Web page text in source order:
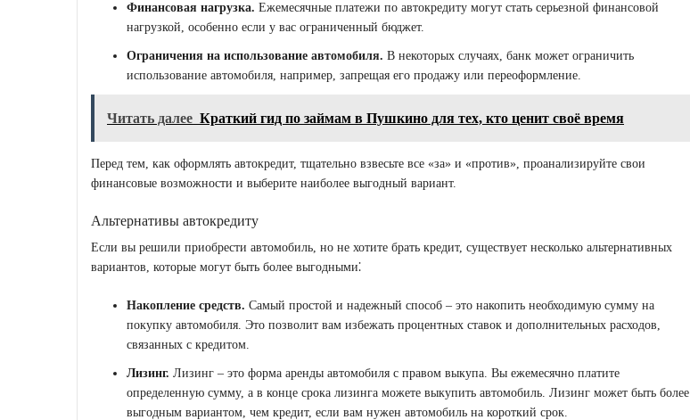
Финансовая нагрузка. Ежемесячные платежи по автокредиту могут стать серьезной финансовой
нагрузкой, особенно если у вас ограниченный бюджет.
Ограничения на использование автомобиля. В некоторых случаях, банк может ограничить
использование автомобиля, например, запрещая его продажу или переоформление.
Читать далее Краткий гид по займам в Пушкино для тех, кто ценит своё время
Перед тем, как оформлять автокредит, тщательно взвесьте все «за» и «против», проанализируйте свои
финансовые возможности и выберите наиболее выгодный вариант.
Альтернативы автокредиту
Если вы решили приобрести автомобиль, но не хотите брать кредит, существует несколько альтернативных
вариантов, которые могут быть более выгодными⁚
Накопление средств. Самый простой и надежный способ – это накопить необходимую сумму на
покупку автомобиля. Это позволит вам избежать процентных ставок и дополнительных расходов,
связанных с кредитом.
Лизинг. Лизинг – это форма аренды автомобиля с правом выкупа. Вы ежемесячно платите
определенную сумму, а в конце срока лизинга можете выкупить автомобиль. Лизинг может быть более
выгодным вариантом, чем кредит, если вам нужен автомобиль на короткий срок.